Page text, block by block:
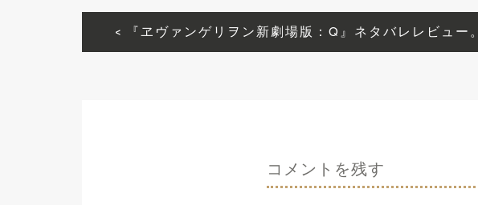
稿
『ヱヴァンゲリヲン新劇場版：Q』ネタバレレビュー。
コメントを残す